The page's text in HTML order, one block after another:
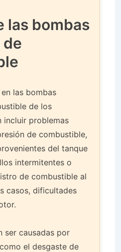
las bombas
las bombas
de los
incluir problemas
de combustible,
del tanque
intermitentes o
de combustible al
casos, dificultades
ser causadas por
el desgaste de